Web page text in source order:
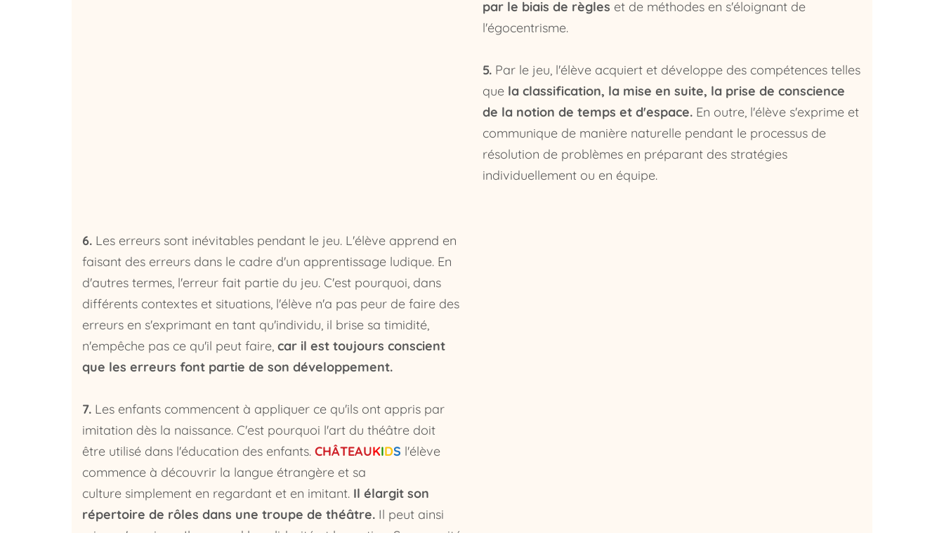
par le biais de règles et de méthodes en s'éloignant de
l'égocentrisme.
5. Par le jeu, l'élève acquiert et développe des compétences telles
que la classification, la mise en suite, la prise de conscience
de la notion de temps et d'espace. En outre, l'élève s'exprime et
communique de manière naturelle pendant le processus de
résolution de problèmes en préparant des stratégies
individuellement ou en équipe.
6. Les erreurs sont inévitables pendant le jeu. L'élève apprend en
faisant des erreurs dans le cadre d'un apprentissage ludique. En
d'autres termes, l'erreur fait partie du jeu. C'est pourquoi, dans
différents contextes et situations, l'élève n'a pas peur de faire des
erreurs en s'exprimant en tant qu'individu, il brise sa timidité,
n'empêche pas ce qu'il peut faire, car il est toujours conscient
que les erreurs font partie de son développement.
7. Les enfants commencent à appliquer ce qu'ils ont appris par
imitation dès la naissance. C'est pourquoi l'art du théâtre doit
être utilisé dans l'éducation des enfants. CHÂTEAUKIDS l'élève
commence à découvrir la langue étrangère et sa
culture simplement en regardant et en imitant. Il élargit son
répertoire de rôles dans une troupe de théâtre. Il peut ainsi